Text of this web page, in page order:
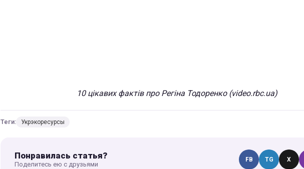
10 цікавих фактів про Регіна Тодоренко (video.rbc.ua)
Теги: Укрэкоресурсы
Понравилась статья?
Поделитесь ею с друзьями
FB TG X